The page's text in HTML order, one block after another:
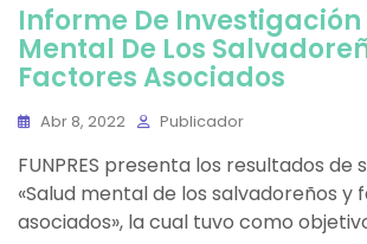
Informe De Investigación
Mental De Los
Factores Asociados
Abr 8, 2022 Publicador
FUNPRES presenta los resultados de
«Salud mental de los salvadoreños y
asociados», la cual tuvo como